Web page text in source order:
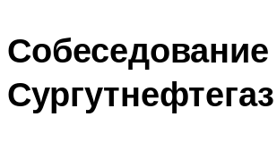
Сургутнефтегаз